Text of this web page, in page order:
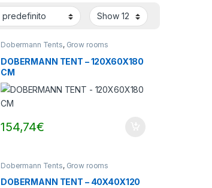
Dobermann Tents, Grow rooms
DOBERMANN TENT – 120X60X180
CM
154,74€
Dobermann Tents, Grow rooms
DOBERMANN TENT – 40X40X120